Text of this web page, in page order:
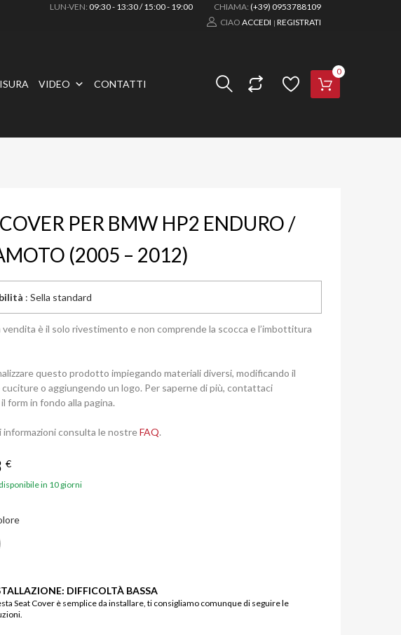
LUN-VEN: 09:30 - 13:30 / 15:00 - 19:00 CHIAMA: (+39) 0953788109
CIAO ACCEDI | REGISTRATI
0
VIDEO CONTATTI
PER BMW HP2 ENDURO /
(2005 – 2012)
: Sella standard
vendita è il solo rivestimento e non comprende la scocca e l’imbottitura
questo prodotto impiegando materiali diversi, modificando il
o aggiungendo un logo. Per saperne di più, contattaci
form in fondo alla pagina.
informazioni consulta le nostreFAQ.
€
in 10 giorni
DIFFICOLTÀ BASSA
Seat Cover è semplice da installare, ti consigliamo comunque di seguire le